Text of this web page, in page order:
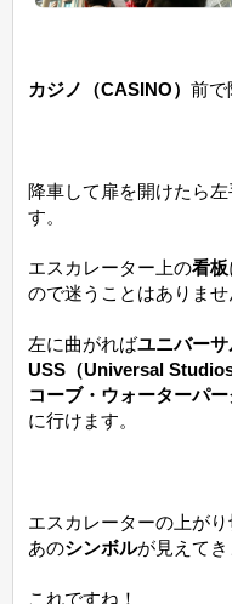
カジノ（CASINO） 前で
降車して扉を開けたら左
す。
エスカレーター上の看板
ので迷うことはありませ
左に曲がればユニバー
USS（Universal
コーブ・ウォーターパ
に行けます。
エスカレーターの上が
あのシンボルが見えてき
これですね！